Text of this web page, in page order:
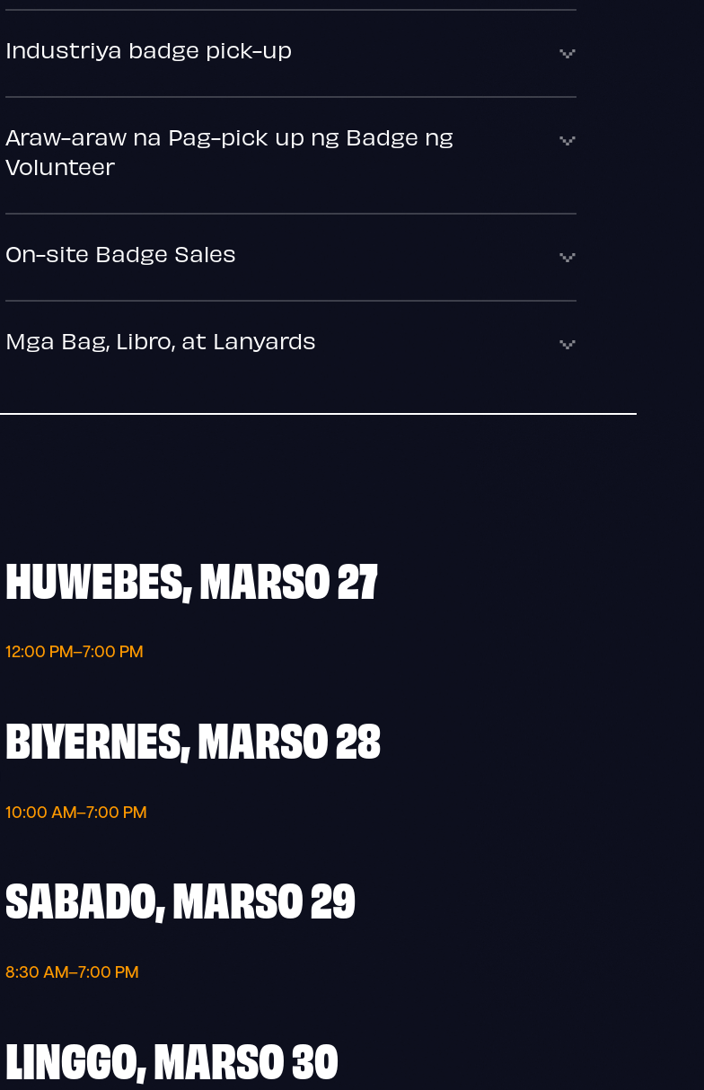
Industriya badge pick-up
Araw-araw na Pag-pick up ng Badge ng
Volunteer
On-site Badge Sales
Mga Bag, Libro, at Lanyards
HUWEBES, MARSO 27
12:00 PM–7:00 PM
BIYERNES, MARSO 28
10:00 AM–7:00 PM
SABADO, MARSO 29
8:30 AM–7:00 PM
LINGGO, MARSO 30